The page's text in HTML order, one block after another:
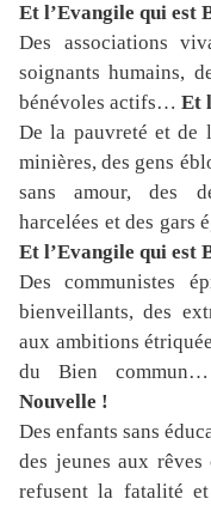
Et l’Evangile qui est
Des associations
soignants humains,
bénévoles actifs… Et
De la pauvreté et de
minières, des gens
sans amour, des
harcelées et des gars
Et l’Evangile qui est
Des communistes
bienveillants, des
aux ambitions
du Bien
Nouvelle !
Des enfants sans
des jeunes aux
refusent la fatalité et